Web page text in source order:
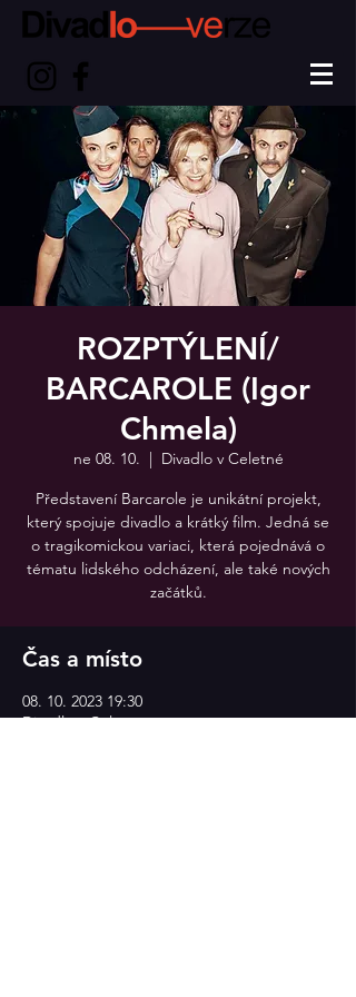
ROZPTÝLENÍ/
BARCAROLE (Igor
Chmela)
ne 08. 10.
  |
Divadlo v Celetné
Představení Barcarole je unikátní projekt,
který spojuje divadlo a krátký film. Jedná se
o tragikomickou variaci, která pojednává o
tématu lidského odcházení, ale také nových
Čas a místo
08. 10. 2023 19:30
Divadlo v Celetné